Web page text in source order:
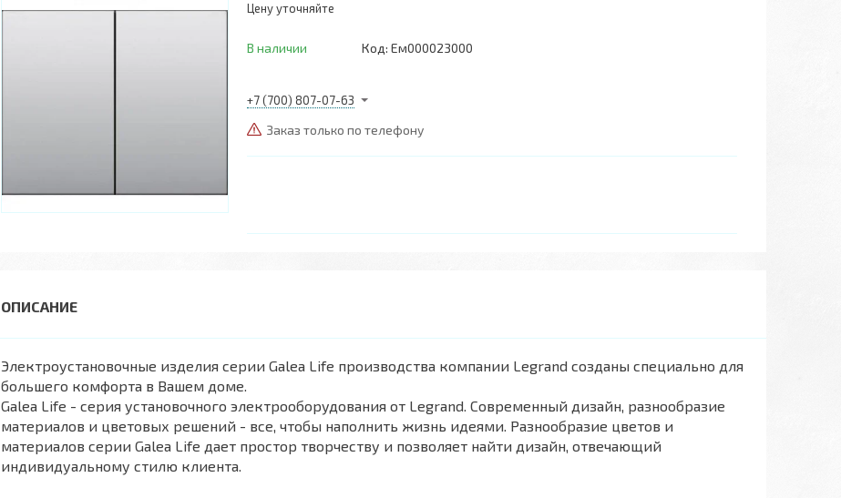
Цену уточняйте
В наличии Код: Ем000023000
+7 (700) 807-07-63
Заказ только по телефону
Электроустановочные изделия серии Galea Life производства компании Legrand созданы специально для
большего комфорта в Вашем доме.
Galea Life - серия установочного электрооборудования от Legrand. Современный дизайн, разнообразие
материалов и цветовых решений - все, чтобы наполнить жизнь идеями. Разнообразие цветов и
материалов серии Galea Life дает простор творчеству и позволяет найти дизайн, отвечающий
индивидуальному стилю клиента.